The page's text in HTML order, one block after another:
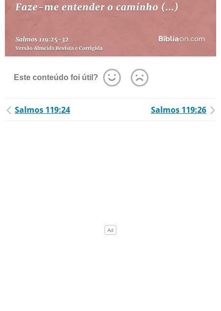
Este conteúdo foi útil?
Salmos 119:24 Salmos 119:26